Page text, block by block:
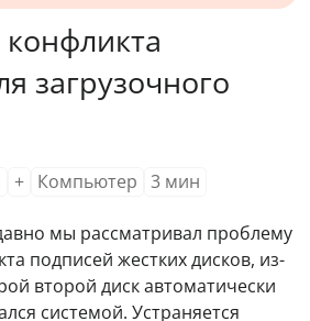
загрузочного
+ Компьютер 3 мин
мы рассматривал проблему
подписей жестких дисков, из-
второй диск автоматически
системой. Устраняется